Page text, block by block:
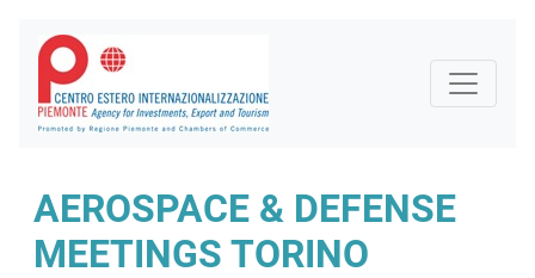
AEROSPACE & DEFENSE
MEETINGS TORINO